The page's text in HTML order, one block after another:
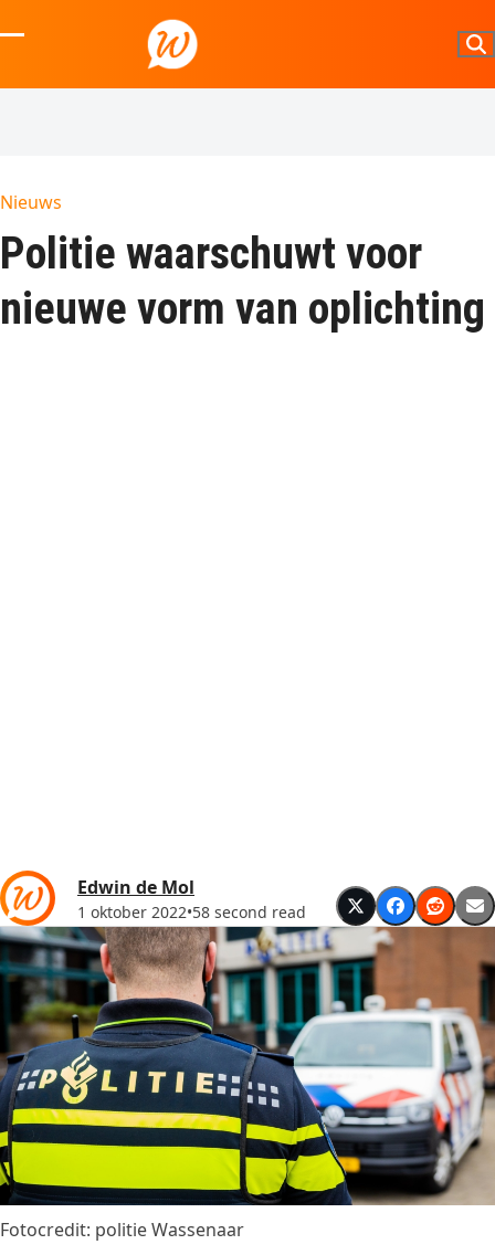
to
mobile
mobile
Nieuws
Politie waarschuwt voor
nieuwe vorm van oplichting
Edwin de Mol
1 oktober 2022•58 second read
Fotocredit: politie Wassenaar